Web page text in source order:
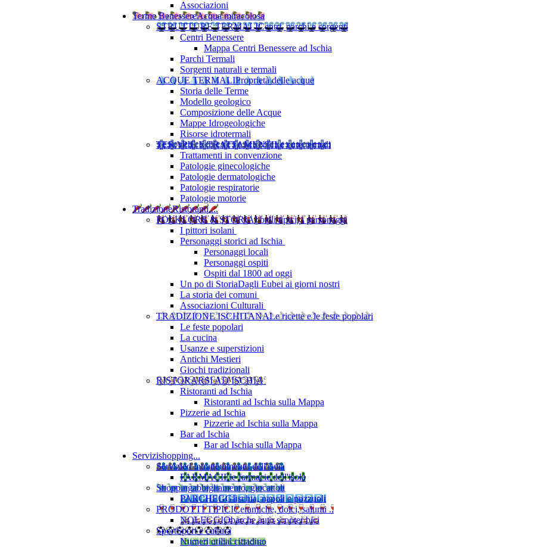
Associazioni
Terme BenessereAcqua miracolosa
STRUTTURE TERMALICentri, parchi e sorgenti
Centri Benessere
Mappa Centri Benessere ad Ischia
Parchi Termali
Sorgenti naturali e termali
ACQUE TERMALIProprietà delle acque
Storia delle Terme
Modello geologico
Composizione delle Acque
Mappe Idrogeologiche
Risorse idrotermali
TERAPIE E TRATTAMENTILe cure termali
Trattamenti in convenzione
Patologie ginecologiche
Patologie dermatologiche
Patologie respiratorie
Patologie motorie
TradizioneRistoranti....
FOLKLORE & STORIAI balli tipici, i personaggi
I pittori isolani
Personaggi storici ad Ischia
Personaggi locali
Personaggi ospiti
Ospiti dal 1800 ad oggi
Un po di StoriaDagli Eubei ai giorni nostri
La storia dei comuni
Associazioni Culturali
TRADIZIONE ISCHITANALe ricette e le feste popolari
Le feste popolari
La cucina
Usanze e superstizioni
Antichi Mestieri
Giochi tradizionali
RISTORARSI AD ISCHIA
Ristoranti ad Ischia
Ristoranti ad Ischia sulla Mappa
Pizzerie ad Ischia
Pizzerie ad Ischia sulla Mappa
Bar ad Ischia
Bar ad Ischia sulla Mappa
Servizishopping...
Servizied intrattenimento dell'isola
FARMACIEle farmacie dell'isola
Shoppingabbigliamento, giocattoli
PARCHEGGIischia, napoli e pozzuoli
PRODOTTI TIPICICeramiche, dolci, salumi ..
NOLEGGIObarche auto scooter bici
SportSport e cultura
Numeri utilial cittadino